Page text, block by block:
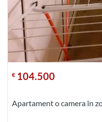
€ 104.500
Apartament o camera în